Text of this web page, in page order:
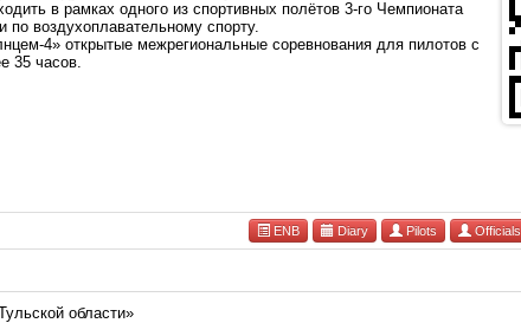
в рамках одного из спортивных полётов 3-го Чемпионата
по воздухоплавательному спорту.
4» открытые межрегиональные соревнования для пилотов с
35 часов.
ENB Diary Pilots Officials
области»